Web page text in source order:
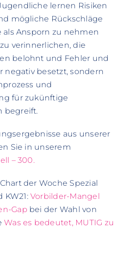
lernen Risiken
mögliche Rückschläge
als Ansporn zu nehmen
verinnerlichen, die
belohnt und Fehler und
negativ besetzt, sondern
und
für zukünftige
begreift.
aus unserer
Sie in unserem
– 300.
der Woche Spezial
KW21: Vorbilder-Mangel
Gap bei der Wahl von
Was es bedeutet, MUTIG zu